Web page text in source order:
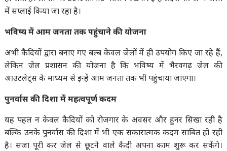
में सप्लाई किया जा रहा है।
भविष्य में आम जनता तक पहुंचाने की योजना
अभी कैदियों द्वारा बनाए गए बल्ब केवल जेलों में ही उपयोग किए जा रहे हैं,
लेकिन जेल प्रशासन की योजना है कि भविष्य में भैरवगढ़ जेल की
आउटलेट्स के माध्यम से इन्हें आम जनता तक भी पहुंचाया जाएगा।
पुनर्वास की दिशा में महत्वपूर्ण कदम
यह पहल न केवल कैदियों को रोजगार के अवसर और हुनर सिखा रही है
बल्कि उनके पुनर्वास की दिशा में भी एक सकारात्मक कदम साबित हो रही
है। सजा पूरी कर जेल से छूटने वाले कैदी अपना काम शुरू कर सकेंगे।